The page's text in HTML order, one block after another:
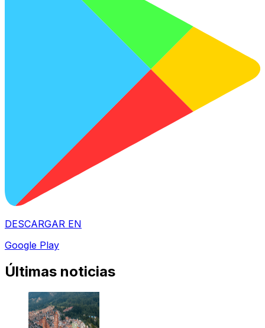
DESCARGAR EN
Google Play
Últimas noticias